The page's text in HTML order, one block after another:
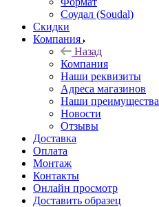
Соудал (Soudal)
Скидки
Компания
Назад
Компания
Наши реквизиты
Адреса магазинов
Наши преимущества
Новости
Отзывы
Доставка
Оплата
Монтаж
Контакты
Онлайн просмотр
Доставить образец